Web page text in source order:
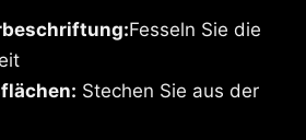
Fesseln Sie die
Stechen Sie aus der